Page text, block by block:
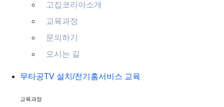
고집코리아소개
교육과정
문의하기
오시는 길
무타공TV 설치/전기홈서비스 교육
교육과정